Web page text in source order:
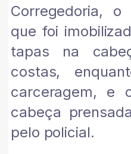
Corregedoria, o
que foi
tapas na
costas,
carceragem, e
cabeça
pelo policial.